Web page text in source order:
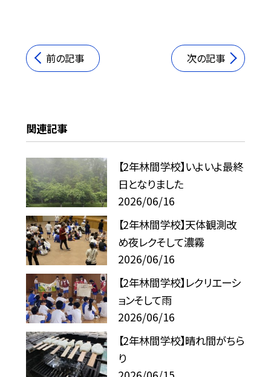
前の記事 次の記事
関連記事
【2年林間学校】いよいよ最終
日となりました
2026/06/16
【2年林間学校】天体観測改
め夜レクそして濃霧
2026/06/16
【2年林間学校】レクリエーシ
ョンそして雨
2026/06/16
【2年林間学校】晴れ間がちら
り